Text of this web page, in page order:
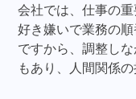
会社では、仕事の
好き嫌いで業務の
ですから、調整し
もあり、人間関係